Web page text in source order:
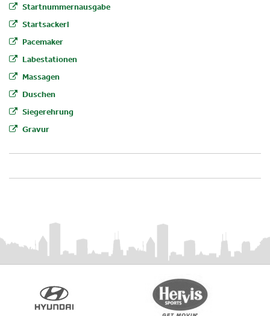
Startnummernausgabe
Startsackerl
Pacemaker
Labestationen
Massagen
Duschen
Siegerehrung
Gravur